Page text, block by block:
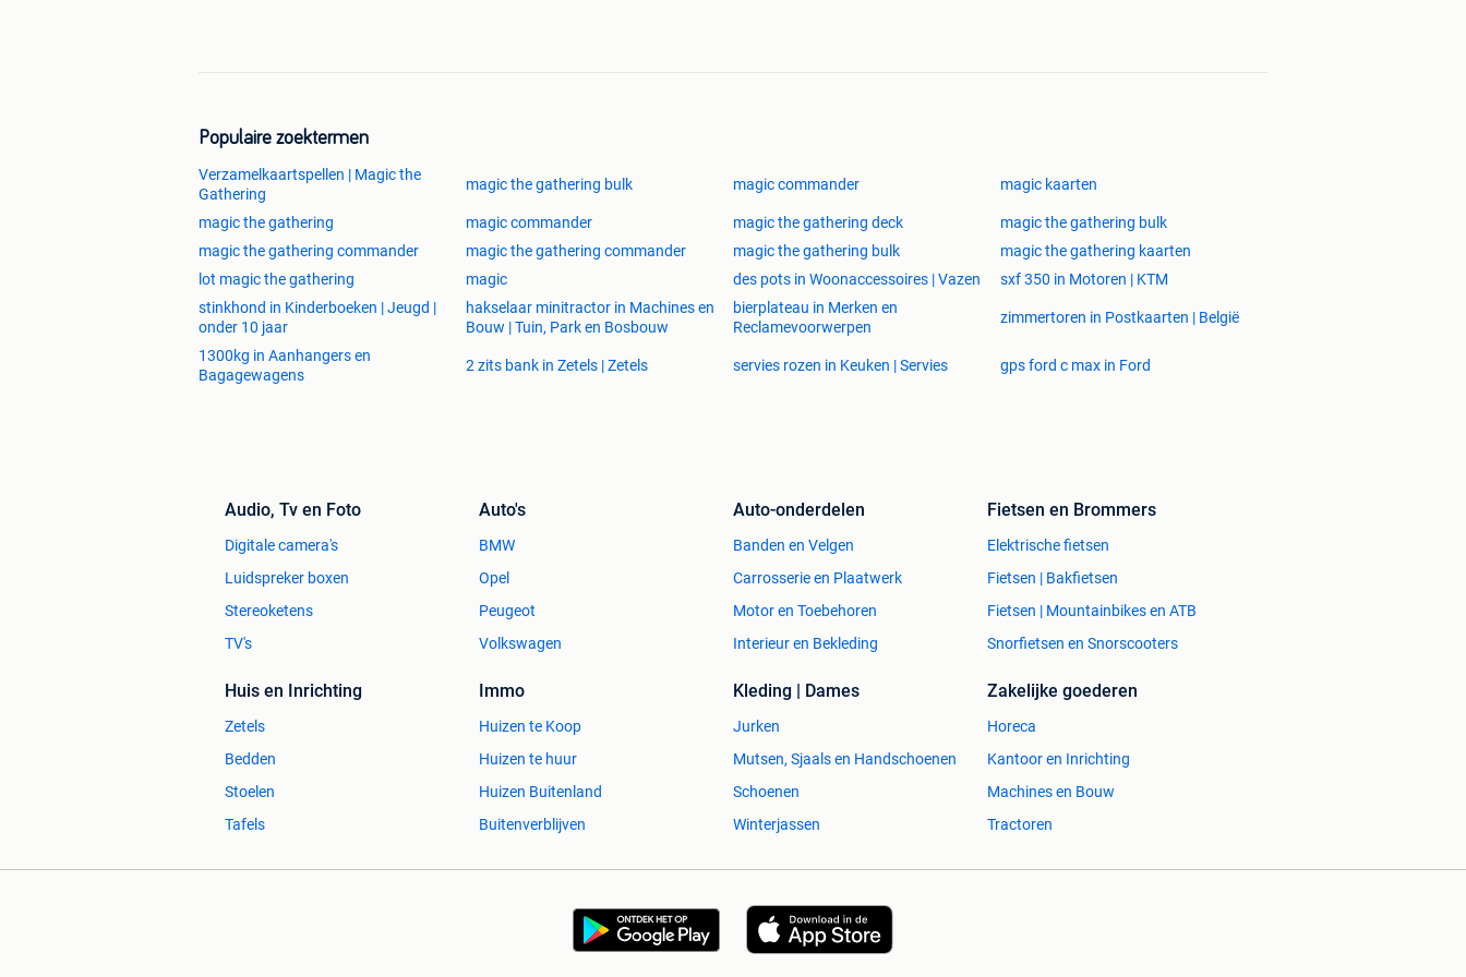
Populaire zoektermen
Verzamelkaartspellen | Magic the
Gathering
magic the gathering bulk magic commander magic kaarten
magic the gathering magic commander magic the gathering deck
magic the gathering bulk
magic the gathering commander
magic the gathering commander magic the gathering bulk
magic the gathering kaarten
lot magic the gathering
magic des pots in Woonaccessoires | Vazen
sxf 350 in Motoren | KTM
stinkhond in Kinderboeken | Jeugd |
onder 10 jaar
hakselaar minitractor in Machines en
Bouw | Tuin, Park en Bosbouw
bierplateau in Merken en
Reclamevoorwerpen
zimmertoren in Postkaarten | België
1300kg in Aanhangers en
Bagagewagens
2 zits bank in Zetels | Zetels servies rozen in Keuken | Servies gps ford c max in Ford
Audio, Tv en Foto
Digitale camera's
Luidspreker boxen
Stereoketens
TV's
Auto's
BMW
Opel
Peugeot
Volkswagen
Auto-onderdelen
Banden en Velgen
Carrosserie en Plaatwerk
Motor en Toebehoren
Interieur en Bekleding
Fietsen en Brommers
Elektrische fietsen
Fietsen | Bakfietsen
Fietsen | Mountainbikes en ATB
Snorfietsen en Snorscooters
Huis en Inrichting
Zetels
Bedden
Stoelen
Tafels
Immo
Huizen te Koop
Huizen te huur
Huizen Buitenland
Buitenverblijven
Kleding | Dames
Jurken
Mutsen, Sjaals en Handschoenen
Schoenen
Winterjassen
Zakelijke goederen
Horeca
Kantoor en Inrichting
Machines en Bouw
Tractoren